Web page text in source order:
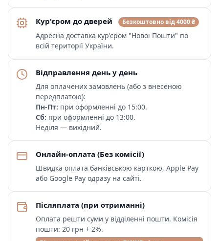
Кур'єром до дверей Безкоштовно від 4000 ₴
Адресна доставка кур'єром "Нової Пошти" по
всій території України.
Відправлення день у день
Для оплачених замовлень (або з внесеною
передплатою):
Пн-Пт: при оформленні до 15:00.
Сб: при оформленні до 13:00.
Неділя — вихідний.
Онлайн-оплата (Без комісії)
Швидка оплата банківською карткою, Apple Pay
або Google Pay одразу на сайті.
Післяплата (при отриманні)
Оплата решти суми у відділенні пошти. Комісія
пошти: 20 грн + 2%.